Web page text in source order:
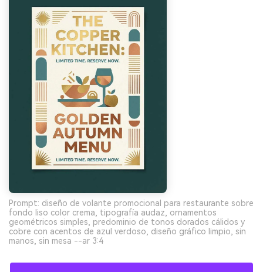
Prompt: diseño de volante promocional para restaurante sobre
fondo liso color crema, tipografía audaz, ornamentos
geométricos simples, predominio de tonos dorados cálidos y
cobre con acentos de azul verdoso, diseño gráfico limpio, sin
manos, sin mesa --ar 3:4